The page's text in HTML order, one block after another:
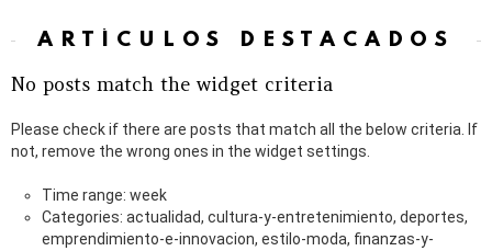
ARTÍCULOS DESTACADOS
No posts match the widget criteria
Please check if there are posts that match all the below criteria. If
not, remove the wrong ones in the widget settings.
Time range: week
Categories: actualidad, cultura-y-entretenimiento, deportes,
emprendimiento-e-innovacion, estilo-moda, finanzas-y-